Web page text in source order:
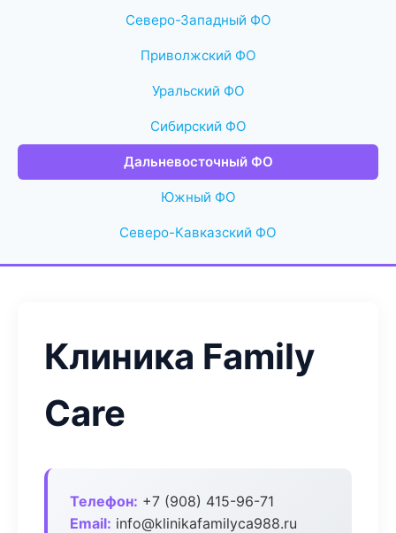
Северо-Западный ФО
Приволжский ФО
Уральский ФО
Сибирский ФО
Дальневосточный ФО
Южный ФО
Северо-Кавказский ФО
Клиника Family
Care
Телефон: +7 (908) 415-96-71
Email: info@klinikafamilyca988.ru